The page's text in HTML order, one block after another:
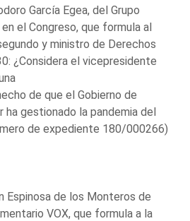
García Egea, del Grupo
el Congreso, que formula al
y ministro de Derechos
¿Considera el vicepresidente
de que el Gobierno de
ha gestionado la pandemia del
de expediente 180/000266)
Espinosa de los Monteros de
VOX, que formula a la